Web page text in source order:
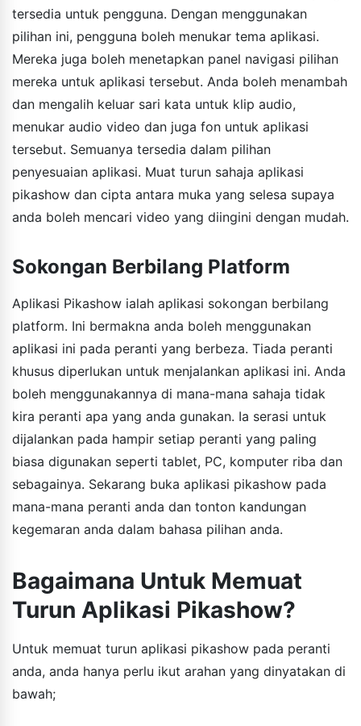
tersedia untuk pengguna. Dengan menggunakan
pilihan ini, pengguna boleh menukar tema aplikasi.
Mereka juga boleh menetapkan panel navigasi pilihan
mereka untuk aplikasi tersebut. Anda boleh menambah
dan mengalih keluar sari kata untuk klip audio,
menukar audio video dan juga fon untuk aplikasi
tersebut. Semuanya tersedia dalam pilihan
penyesuaian aplikasi. Muat turun sahaja aplikasi
pikashow dan cipta antara muka yang selesa supaya
anda boleh mencari video yang diingini dengan mudah.
Sokongan Berbilang Platform
Aplikasi Pikashow ialah aplikasi sokongan berbilang
platform. Ini bermakna anda boleh menggunakan
aplikasi ini pada peranti yang berbeza. Tiada peranti
khusus diperlukan untuk menjalankan aplikasi ini. Anda
boleh menggunakannya di mana-mana sahaja tidak
kira peranti apa yang anda gunakan. Ia serasi untuk
dijalankan pada hampir setiap peranti yang paling
biasa digunakan seperti tablet, PC, komputer riba dan
sebagainya. Sekarang buka aplikasi pikashow pada
mana-mana peranti anda dan tonton kandungan
kegemaran anda dalam bahasa pilihan anda.
Bagaimana Untuk Memuat
Turun Aplikasi Pikashow?
Untuk memuat turun aplikasi pikashow pada peranti
anda, anda hanya perlu ikut arahan yang dinyatakan di
bawah;